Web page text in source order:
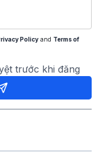
Policy and Terms of
trước khi đăng